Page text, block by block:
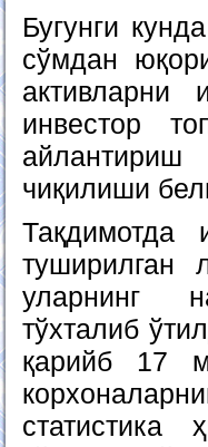
Бугунги
сўмдан
активларни
инвестор
чиқилиши
Тақдимотда
туширилган
уларнинг
тўхталиб
қарийб 17
статистика